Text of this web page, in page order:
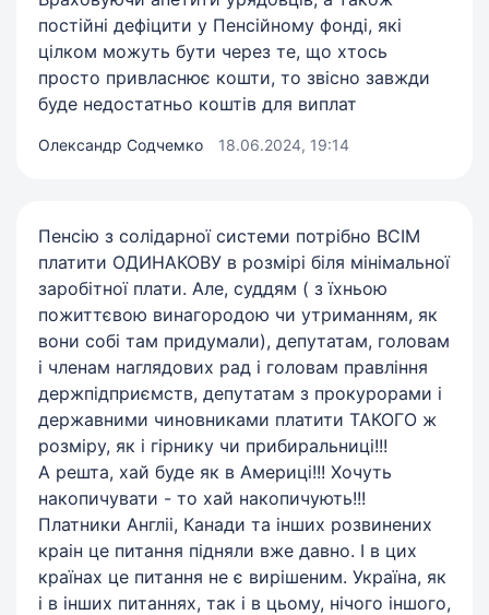
постійні дефіцити у Пенсійному фонді, які
цілком можуть бути через те, що хтось
просто привласнює кошти, то звісно завжди
буде недостатньо коштів для виплат
Олександр Содчемко 18.06.2024, 19:14
Пенсію з солідарної системи потрібно ВСІМ
платити ОДИНАКОВУ в розмірі біля мінімальної
заробітної плати. Але, суддям ( з їхньою
пожиттєвою винагородою чи утриманням, як
вони собі там придумали), депутатам, головам
і членам наглядових рад і головам правління
держпідприємств, депутатам з прокурорами і
державними чиновниками платити ТАКОГО ж
розміру, як і гірнику чи прибиральниці!!!
А решта, хай буде як в Америці!!! Хочуть
накопичувати - то хай накопичують!!!
Платники Англіі, Канади та інших розвинених
краін це питання підняли вже давно. І в цих
країнах це питання не є вирішеним. Україна, як
і в інших питаннях, так і в цьому, нічого іншого,